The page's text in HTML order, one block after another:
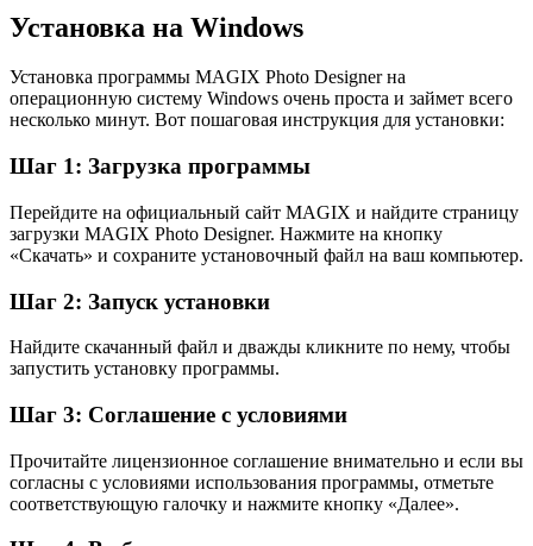
Установка на Windows
Установка программы MAGIX Photo Designer на
операционную систему Windows очень проста и займет всего
несколько минут. Вот пошаговая инструкция для установки:
Шаг 1: Загрузка программы
Перейдите на официальный сайт MAGIX и найдите страницу
загрузки MAGIX Photo Designer. Нажмите на кнопку
«Скачать» и сохраните установочный файл на ваш компьютер.
Шаг 2: Запуск установки
Найдите скачанный файл и дважды кликните по нему, чтобы
запустить установку программы.
Шаг 3: Соглашение с условиями
Прочитайте лицензионное соглашение внимательно и если вы
согласны с условиями использования программы, отметьте
соответствующую галочку и нажмите кнопку «Далее».